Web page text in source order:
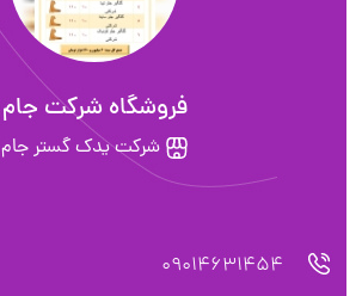
فروشگاه شرکت جام
شرکت یدک گستر جام
09014631454